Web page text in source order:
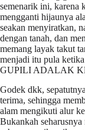
semenarik ini, karena
mengganti hijaunya
seakan menyiratkan,
dengan tanah, dan
memang layak takut
menjadi itu pula
GUPILI ADALAK
Godek dkk,
terima, sehingga
alam mengikuti alur
Bukankah seharusnya